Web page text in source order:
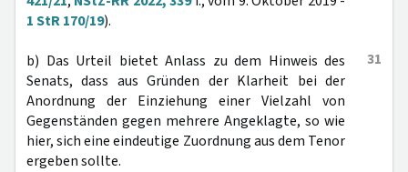
1 StR 170/19).
31
b) Das Urteil bietet Anlass zu dem Hinweis des
Senats, dass aus Gründen der Klarheit bei der
Anordnung der Einziehung einer Vielzahl von
Gegenständen gegen mehrere Angeklagte, so wie
hier, sich eine eindeutige Zuordnung aus dem Tenor
ergeben sollte.